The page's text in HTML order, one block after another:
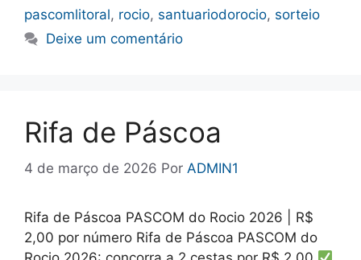
pascomlitoral, rocio, santuariodorocio, sorteio
Deixe um comentário
Rifa de Páscoa
4 de março de 2026 Por ADMIN1
Rifa de Páscoa PASCOM do Rocio 2026 | R$
2,00 por número Rifa de Páscoa PASCOM do